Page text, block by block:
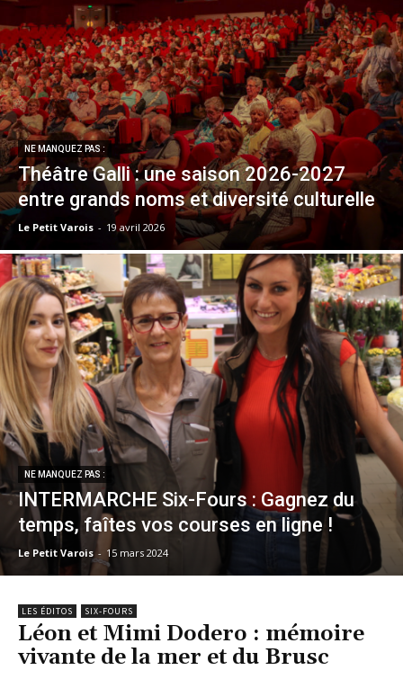
NE MANQUEZ PAS :
Théâtre Galli : une saison 2026-2027
entre grands noms et diversité culturelle
Le Petit Varois - 19 avril 2026
NE MANQUEZ PAS :
INTERMARCHE Six-Fours : Gagnez du
temps, faîtes vos courses en ligne !
Le Petit Varois - 15 mars 2024
LES ÉDITOS SIX-FOURS
Léon et Mimi Dodero : mémoire
vivante de la mer et du Brusc